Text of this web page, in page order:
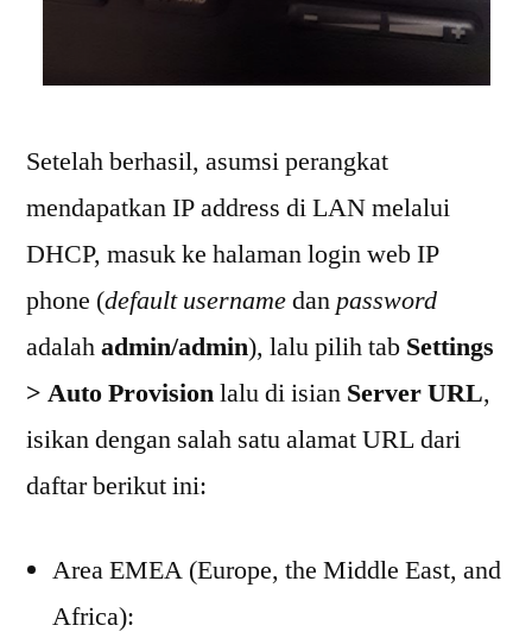
Setelah berhasil, asumsi perangkat
mendapatkan IP address di LAN melalui
DHCP, masuk ke halaman login web IP
phone (default usernamedanpassword
adalahadmin/admin), lalu pilih tab Settings
> Auto Provisionlalu di isian Server URL,
isikan dengan salah satu alamat URL dari
daftar berikut ini:
Area EMEA (Europe, the Middle East, and
Africa):